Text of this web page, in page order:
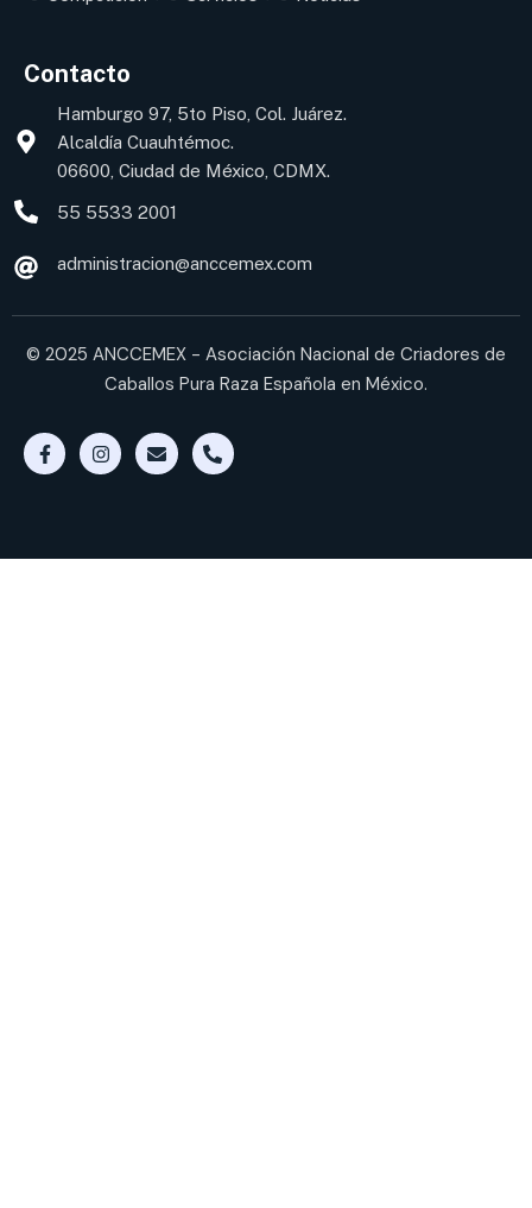
Contacto
Hamburgo 97, 5to Piso, Col. Juárez.
Alcaldía Cuauhtémoc.
06600, Ciudad de México, CDMX.
55 5533 2001
administracion@anccemex.com
© 2025 ANCCEMEX - Asociación Nacional de Criadores de
Caballos Pura Raza Española en México.